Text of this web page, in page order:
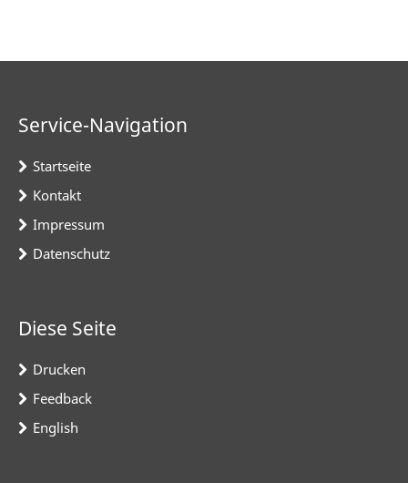
Service-Navigation
Startseite
Kontakt
Impressum
Datenschutz
Diese Seite
Drucken
Feedback
English